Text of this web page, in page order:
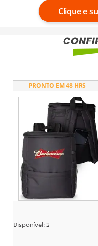
Clique e
PRONTO EM 48 HRS
Disponível:2